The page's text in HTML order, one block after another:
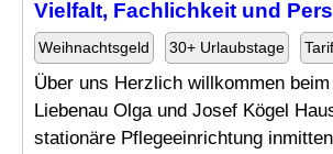
Vielfalt, Fachlichkeit und
Weihnachtsgeld 30+ Urlaubstage
Über uns Herzlich willkommen
Liebenau Olga und Josef Kögel
stationäre Pflegeeinrichtung